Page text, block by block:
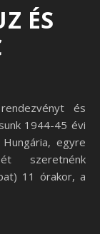
ÉS
1944-45 évi
egyre
szeretnénk
11 órakor, a